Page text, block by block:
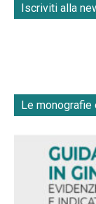
Iscriviti alla
Le monografie